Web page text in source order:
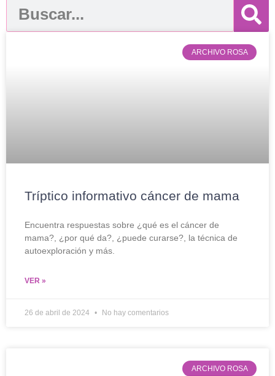
ARCHIVO ROSA
Tríptico informativo cáncer de mama
Encuentra respuestas sobre ¿qué es el cáncer de
mama?, ¿por qué da?, ¿puede curarse?, la técnica de
autoexploración y más.
VER »
26 de abril de 2024 No hay comentarios
ARCHIVO ROSA